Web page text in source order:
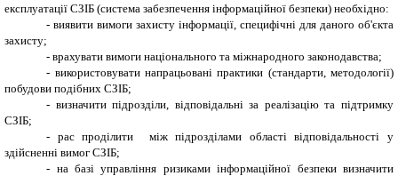
експлуатації СЗІБ (система забезпечення інформаційної безпеки) необхідно:
- виявити вимоги захисту інформації, специфічні для даного об'єкта
захисту;
- врахувати вимоги національного та міжнародного законодавства;
- використовувати напрацьовані практики (стандарти, методології)
побудови подібних СЗІБ;
- визначити підрозділи, відповідальні за реалізацію та підтримку
СЗІБ;
- рас проділити між підрозділами області відповідальності у
здійсненні вимог СЗІБ;
- на базі управління ризиками інформаційної безпеки визначити